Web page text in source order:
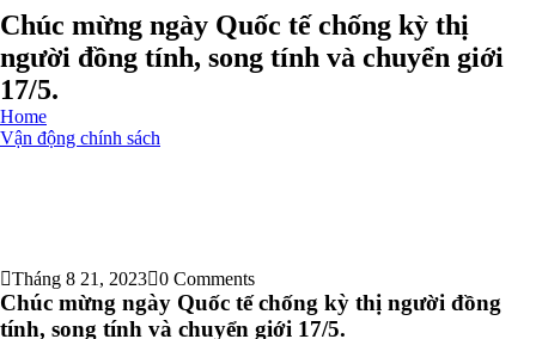
Chúc mừng ngày Quốc tế chống kỳ thị
người đồng tính, song tính và chuyển giới
17/5.
Home
Vận động chính sách
Tháng 8 21, 2023 0 Comments
Chúc mừng ngày Quốc tế chống kỳ thị người đồng
tính, song tính và chuyển giới 17/5.